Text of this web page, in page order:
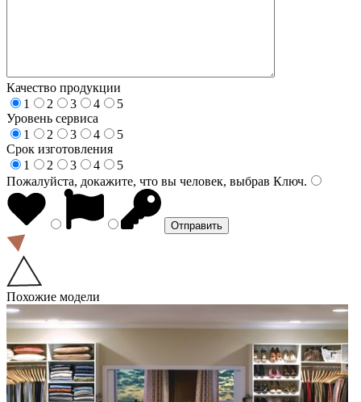
Качество продукции
1
2 3 4
5
Уровень сервиса
1
2 3 4
5
Срок изготовления
1
2 3 4
5
Пожалуйста, докажите, что вы человек, выбрав Ключ.
Похожие модели